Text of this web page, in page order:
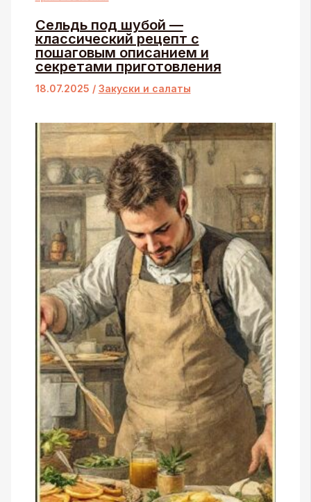
Сельдь под шубой —
классический рецепт с
пошаговым описанием и
секретами приготовления
18.07.2025 / Закуски и салаты